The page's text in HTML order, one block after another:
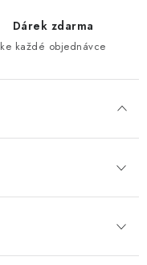
Dárek zdarma
ke každé objednávce